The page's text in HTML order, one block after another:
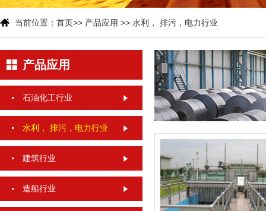
当前位置： 首页>> 产品应用 >> 水利， 排污，电力行业
产品应用
石油化工行业
水利， 排污，电力行业
建筑行业
造船行业